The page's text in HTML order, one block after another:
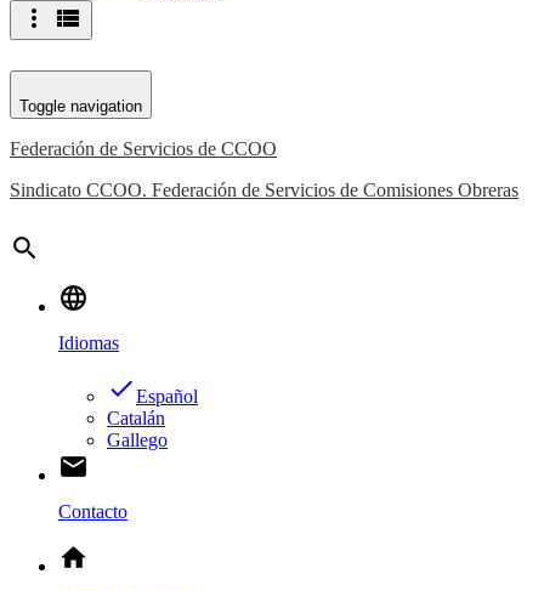
more_vert view_list
Toggle navigation
Federación de Servicios de CCOO
Sindicato CCOO. Federación de Servicios de Comisiones Obreras
search
language
Idiomas
doneEspañol
Catalán
Gallego
email
Contacto
home